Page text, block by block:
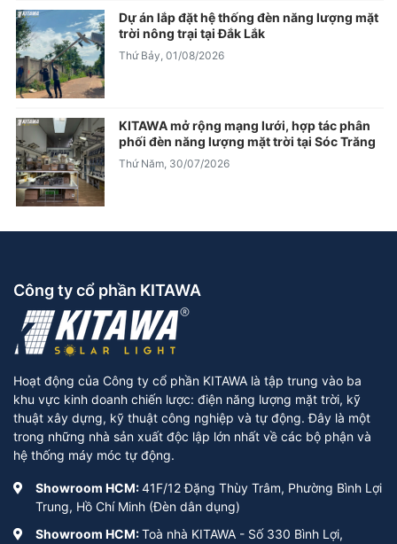
Dự án lắp đặt hệ thống đèn năng lượng mặt
trời nông trại tại Đắk Lắk
Thứ Bảy, 01/08/2026
KITAWA mở rộng mạng lưới, hợp tác phân
phối đèn năng lượng mặt trời tại Sóc Trăng
Thứ Năm, 30/07/2026
Công ty cổ phần KITAWA
Hoạt động của Công ty cổ phần KITAWA là tập trung vào ba
khu vực kinh doanh chiến lược: điện năng lượng mặt trời, kỹ
thuật xây dựng, kỹ thuật công nghiệp và tự động. Đây là một
trong những nhà sản xuất độc lập lớn nhất về các bộ phận và
hệ thống máy móc tự động.
Showroom HCM:41F/12 Đặng Thùy Trâm, Phường Bình Lợi
Trung, Hồ Chí Minh (Đèn dân dụng)
Showroom HCM:Toà nhà KITAWA - Số 330 Bình Lợi,